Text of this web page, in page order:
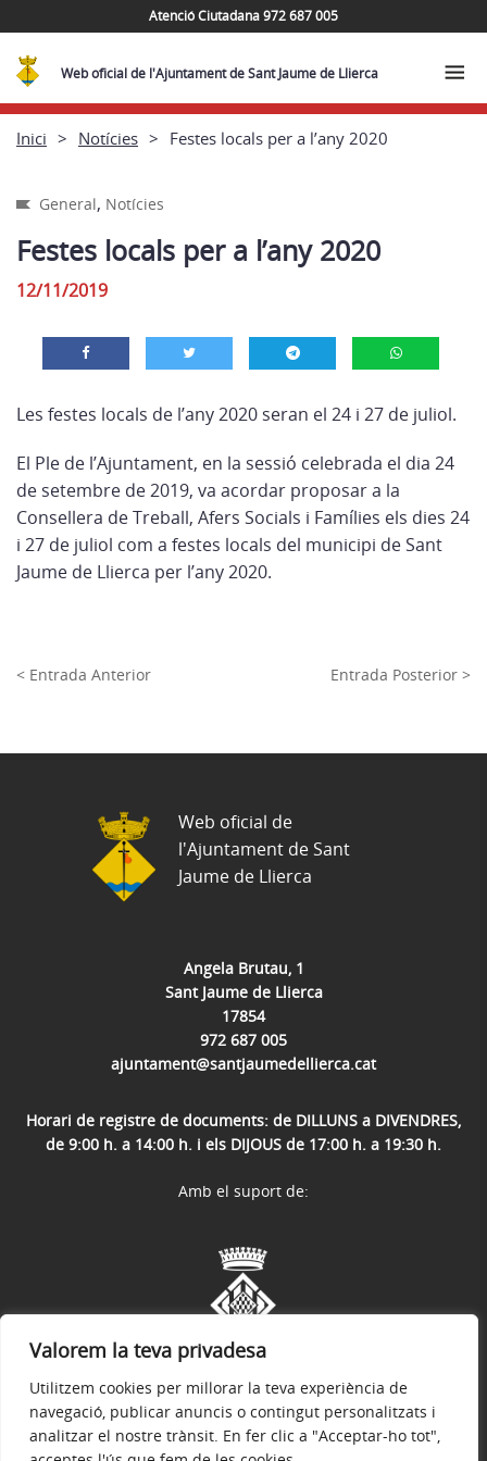
Valorem la teva privadesa
Utilitzem cookies per millorar la teva experiència de
navegació, publicar anuncis o contingut personalitzats i
analitzar el nostre trànsit. En fer clic a "Acceptar-ho tot",
Atenció Ciutadana 972 687 005
Web oficial de l'Ajuntament de Sant Jaume de Llierca
Inici Notícies Festes locals per a l’any 2020
General, Notícies
Festes locals per a l’any 2020
12/11/2019
Les festes locals de l’any 2020 seran el 24 i 27 de juliol.
El Ple de l’Ajuntament, en la sessió celebrada el dia 24
de setembre de 2019, va acordar proposar a la
Consellera de Treball, Afers Socials i Famílies els dies 24
i 27 de juliol com a festes locals del municipi de Sant
Jaume de Llierca per l’any 2020.
< Entrada Anterior Entrada Posterior >
Angela Brutau, 1
Sant Jaume de Llierca
17854
972 687 005
ajuntament@santjaumedellierca.cat
Horari de registre de documents: de DILLUNS a DIVENDRES,
de 9:00 h. a 14:00 h. i els DIJOUS de 17:00 h. a 19:30 h.
Web oficial de
l'Ajuntament de Sant
Jaume de Llierca
Amb el suport de: